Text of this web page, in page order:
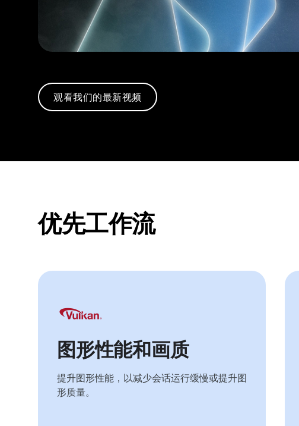
观看我们的最新视频
优先工作流
图形性能和画质
提升图形性能，以减少会话运行缓慢或提升图
形质量。